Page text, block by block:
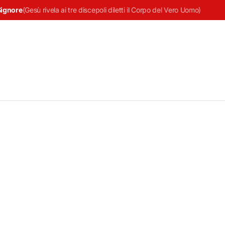
(Gesù rivela ai tre discepoli diletti il Corpo del Vero Uomo)